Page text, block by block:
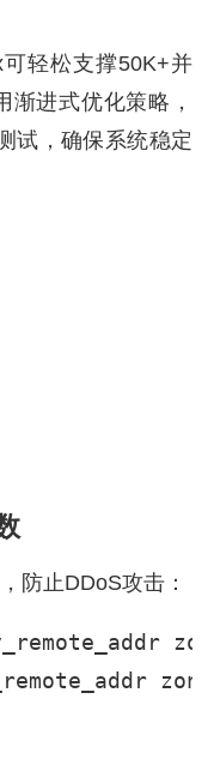
轻松支撑50K+并
进式优化策略，
试，确保系统稳定
防止DDoS攻击：